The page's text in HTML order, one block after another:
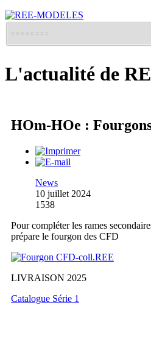
L'actualité de
HOm-HOe :
News
10 juillet 2024
1538
Pour compléter les rames
prépare le fourgon des CFD
LIVRAISON 2025
Catalogue Série 1